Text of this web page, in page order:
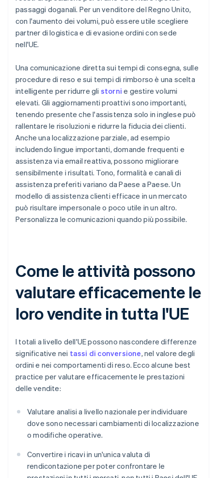
passaggi doganali. Per un venditore del Regno Unito,
con l'aumento dei volumi, può essere utile scegliere
partner di logistica e di evasione ordini con sede
nell'UE.
Una comunicazione diretta sui tempi di consegna, sulle
procedure di reso e sui tempi di rimborso è una scelta
intelligente per ridurre gli storni e gestire volumi
elevati. Gli aggiornamenti proattivi sono importanti,
tenendo presente che l'assistenza solo in inglese può
rallentare le risoluzioni e ridurre la fiducia dei clienti.
Anche una localizzazione parziale, ad esempio
includendo lingue importanti, domande frequenti e
assistenza via email reattiva, possono migliorare
sensibilmente i risultati. Tono, formalità e canali di
assistenza preferiti variano da Paese a Paese. Un
modello di assistenza clienti efficace in un mercato
può risultare impersonale o poco utile in un altro.
Personalizza le comunicazioni quando più possibile.
Come le attività possono
valutare efficacemente le
loro vendite in tutta l'UE
I totali a livello dell'UE possono nascondere differenze
significative nei tassi di conversione, nel valore degli
ordini e nei comportamenti di reso. Ecco alcune best
practice per valutare efficacemente le prestazioni
delle vendite:
Valutare analisi a livello nazionale per individuare
dove sono necessari cambiamenti di localizzazione
o modifiche operative.
Convertire i ricavi in un'unica valuta di
rendicontazione per poter confrontare le